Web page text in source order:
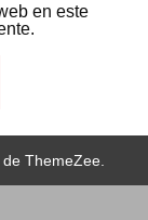
en este
ThemeZee.